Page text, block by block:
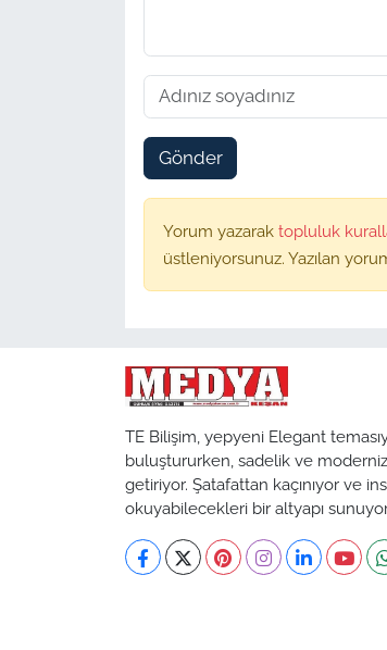
Gönder
Yorum yazarak topluluk
üstleniyorsunuz. Yazılan
TE Bilişim, yepyeni Elegant
buluştururken, sadelik ve
getiriyor. Şatafattan kaçınıyor ve
okuyabilecekleri bir altyapı